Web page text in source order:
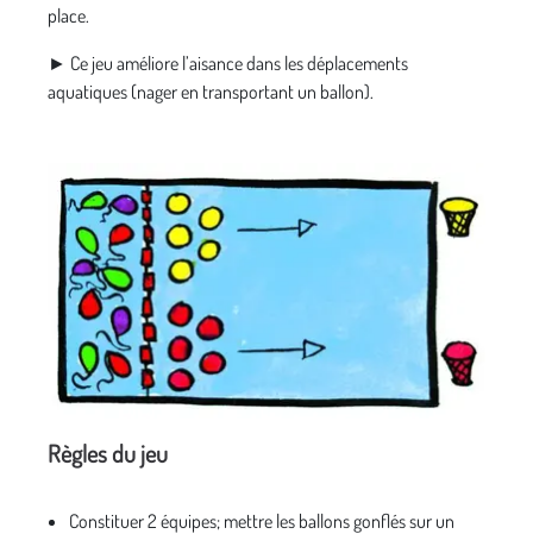
place.
► Ce jeu améliore l’aisance dans les déplacements
aquatiques (nager en transportant un ballon).
Règles du jeu
Constituer 2 équipes; mettre les ballons gonflés sur un